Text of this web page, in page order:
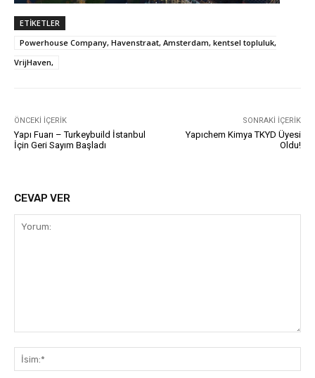
ETIKETLER
Powerhouse Company, Havenstraat, Amsterdam, kentsel topluluk,
VrijHaven,
ÖNCEKI İÇERIK
Yapı Fuarı – Turkeybuild İstanbul
İçin Geri Sayım Başladı
SONRAKI İÇERIK
Yapıchem Kimya TKYD Üyesi
Oldu!
CEVAP VER